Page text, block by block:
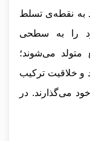
به نقطه‌ی تسلط
را به سطحی
متولد می‌شوند؛
و خلاقیت ترکیب
می‌گذارند. در